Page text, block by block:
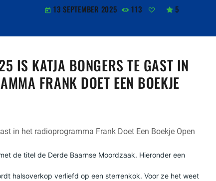
today 13 SEPTEMBER 2025 113 5
IS KATJA BONGERS TE GAST IN
FRANK DOET EEN BOEKJE
in het radioprogramma Frank Doet Een Boekje Open
de titel de Derde Baarnse Moordzaak. Hieronder een
halsoverkop verliefd op een sterrenkok. Voor ze het weet